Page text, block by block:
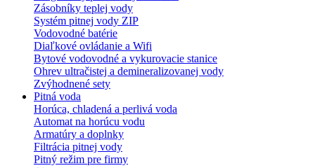
Zásobníky teplej vody
Systém pitnej vody ZIP
Vodovodné batérie
Diaľkové ovládanie a Wifi
Bytové vodovodné a vykurovacie stanice
Ohrev ultračistej a demineralizovanej vody
Zvýhodnené sety
Pitná voda
Horúca, chladená a perlivá voda
Automat na horúcu vodu
Armatúry a doplnky
Filtrácia pitnej vody
Pitný režim pre firmy